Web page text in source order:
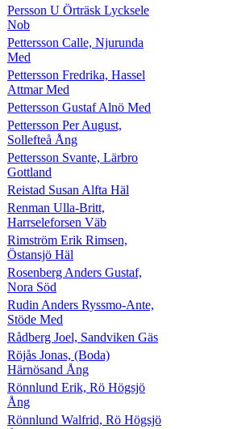
Persson U Örträsk Lycksele
Nob
Pettersson Calle, Njurunda
Med
Pettersson Fredrika, Hassel
Attmar Med
Pettersson Gustaf Alnö Med
Pettersson Per August,
Sollefteå Ång
Pettersson Svante, Lärbro
Gottland
Reistad Susan Alfta Häl
Renman Ulla-Britt,
Harrseleforsen Väb
Rimström Erik Rimsen,
Östansjö Häl
Rosenberg Anders Gustaf,
Nora Söd
Rudin Anders Ryssmo-Ante,
Stöde Med
Rådberg Joel, Sandviken Gäs
Röjås Jonas, (Boda)
Härnösand Ång
Rönnlund Erik, Rö Högsjö
Ång
Rönnlund Walfrid, Rö Högsjö